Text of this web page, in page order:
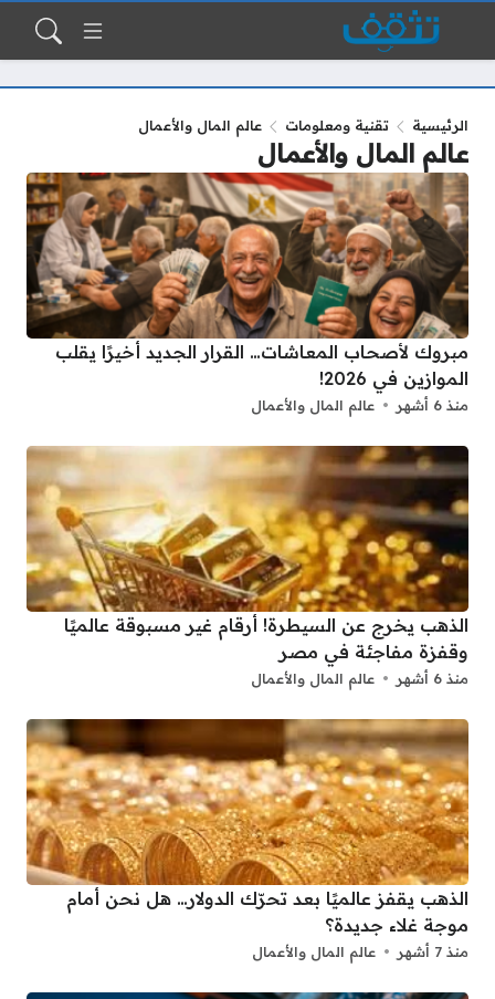
الرئيسية تقنية ومعلومات عالم المال والأعمال
عالم المال والأعمال
مبروك لأصحاب المعاشات… القرار الجديد أخيرًا يقلب
الموازين في 2026!
منذ 6 أشهر عالم المال والأعمال
الذهب يخرج عن السيطرة! أرقام غير مسبوقة عالميًا
وقفزة مفاجئة في مصر
منذ 6 أشهر عالم المال والأعمال
الذهب يقفز عالميًا بعد تحرّك الدولار… هل نحن أمام
موجة غلاء جديدة؟
منذ 7 أشهر عالم المال والأعمال